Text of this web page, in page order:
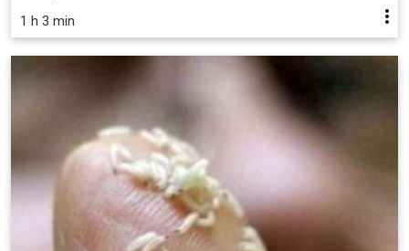
1 h 3 min